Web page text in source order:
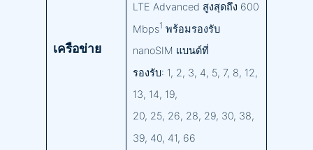
เครือข่าย
LTE Advanced สูงสุดถึง 600
Mbps1 พร้อมรองรับ
nanoSIM แบนด์ที่
รองรับ: 1, 2, 3, 4, 5, 7, 8, 12,
13, 14, 19,
20, 25, 26, 28, 29, 30, 38,
39, 40, 41, 66